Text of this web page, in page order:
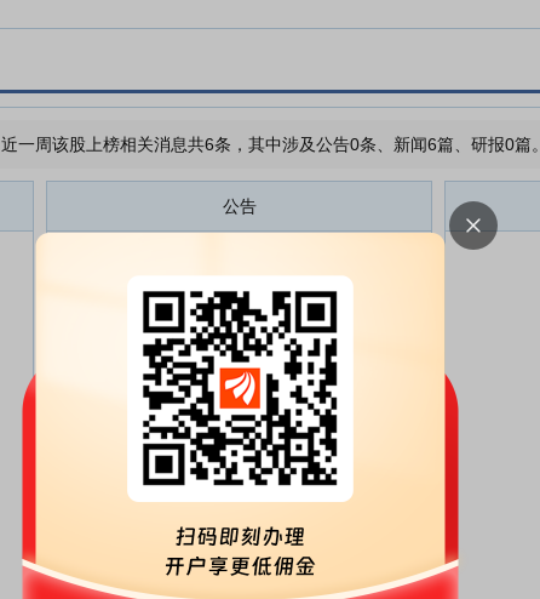
近一周该股上榜相关消息共6条，其中涉及公告0条、新闻6篇、研报0篇。
公告
业绩预告公告
华泰股份:华泰股份关于2026年员
工持股计划完成股票过户的公告
华泰股份:华泰股份2026年员工持
股计划第一次持有人会议决议公告
华泰股份:华泰股份关于全资子公
司日照华泰纸业有限公司年产15
万吨高得率本色木纤维配套4.5万
华泰股份:华泰股份2025年年度股
东会的法律意见书